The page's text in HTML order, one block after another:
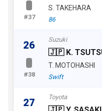
#37
S. TAKEHARA
86
26
#38
Suzuki
🇯🇵 K.
T. MOTOHASHI
Swift
27 Toyota